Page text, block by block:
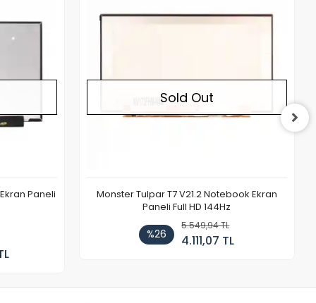
Paneli
Sold Out
Monster Tulpar T7 V21.2 Notebook Ekran
Paneli Full HD 144Hz
%26
5.549,94 TL
4.111,07 TL